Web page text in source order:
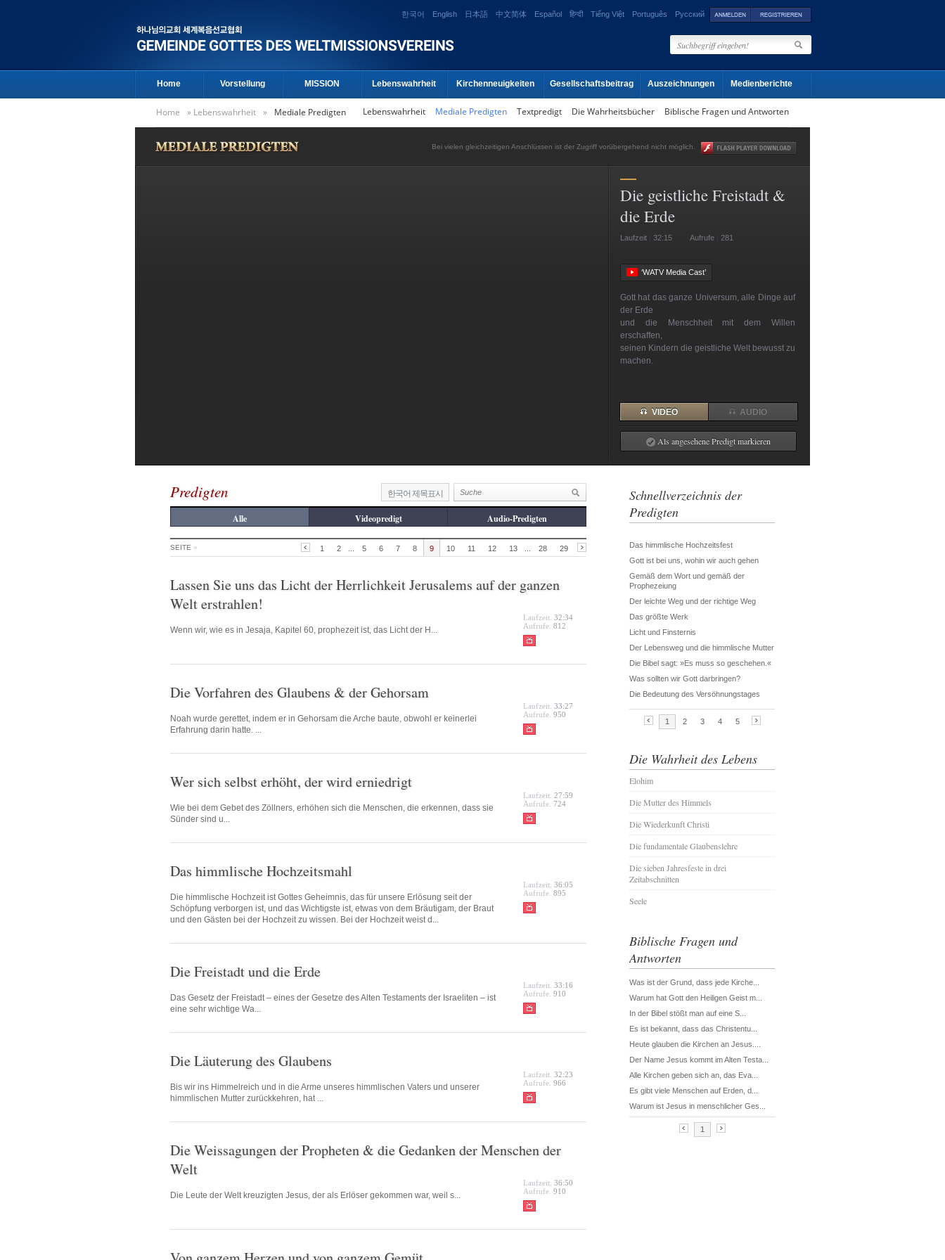
한국어 English 日本語 中文简体 Español हिन्दी Tiếng Việt Português Русский
Home Vorstellung MISSION Lebenswahrheit Kirchenneuigkeiten Gesellschaftsbeitrag Auszeichnungen Medienberichte
Home » Lebenswahrheit » Mediale Predigten Lebenswahrheit Mediale Predigten Textpredigt Die Wahrheitsbücher Biblische Fragen und Antworten
Bei vielen gleichzeitigen Anschlüssen ist der Zugriff vorübergehend nicht möglich.
Predigten 한국어 제목표시
Alle Videopredigt Audio-Predigten
SEITE » 1 2 5 6 7 8 9 10 11 12 13 28 29
Lassen Sie uns das Licht der Herrlichkeit Jerusalems auf der ganzen
Welt erstrahlen!
Wenn wir, wie es in Jesaja, Kapitel 60, prophezeit ist, das Licht der H...
Laufzeit. 32:34
Aufrufe. 812
Die Vorfahren des Glaubens & der Gehorsam
Noah wurde gerettet, indem er in Gehorsam die Arche baute, obwohl er keinerlei
Erfahrung darin hatte. ...
Laufzeit. 33:27
Aufrufe. 950
Wer sich selbst erhöht, der wird erniedrigt
Wie bei dem Gebet des Zöllners, erhöhen sich die Menschen, die erkennen, dass sie
Sünder sind u...
Laufzeit. 27:59
Aufrufe. 724
Das himmlische Hochzeitsmahl
Die himmlische Hochzeit ist Gottes Geheimnis, das für unsere Erlösung seit der
Schöpfung verborgen ist, und das Wichtigste ist, etwas von dem Bräutigam, der Braut
und den Gästen bei der Hochzeit zu wissen. Bei der Hochzeit weist d...
Laufzeit. 36:05
Aufrufe. 895
Die Freistadt und die Erde
Das Gesetz der Freistadt – eines der Gesetze des Alten Testaments der Israeliten – ist
eine sehr wichtige Wa...
Laufzeit. 33:16
Aufrufe. 910
Die Läuterung des Glaubens
Bis wir ins Himmelreich und in die Arme unseres himmlischen Vaters und unserer
himmlischen Mutter zurückkehren, hat ...
Laufzeit. 32:23
Aufrufe. 966
Die Weissagungen der Propheten & die Gedanken der Menschen der
Welt
Die Leute der Welt kreuzigten Jesus, der als Erlöser gekommen war, weil s...
Laufzeit. 36:50
Aufrufe. 910
Die Wahrheit des Lebens
Elohim
Die Mutter des Himmels
Die Wiederkunft Christi
Die fundamentale Glaubenslehre
Die sieben Jahresfeste in drei
Zeitabschnitten
Seele